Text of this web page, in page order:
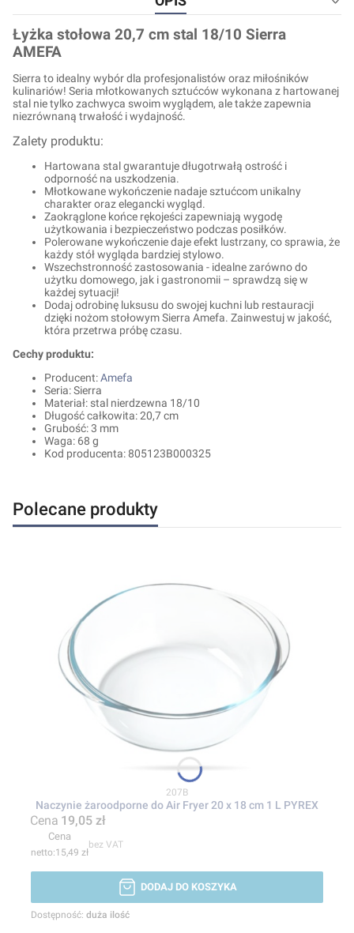
Łyżka stołowa 20,7 cm stal 18/10 Sierra
AMEFA
Sierra to idealny wybór dla profesjonalistów oraz miłośników
kulinariów! Seria młotkowanych sztućców wykonana z hartowanej
stal nie tylko zachwyca swoim wyglądem, ale także zapewnia
niezrównaną trwałość i wydajność.
Zalety produktu:
Hartowana stal gwarantuje długotrwałą ostrość i
odporność na uszkodzenia.
Młotkowane wykończenie nadaje sztućcom unikalny
charakter oraz elegancki wygląd.
Zaokrąglone końce rękojeści zapewniają wygodę
użytkowania i bezpieczeństwo podczas posiłków.
Polerowane wykończenie daje efekt lustrzany, co sprawia, że
każdy stół wygląda bardziej stylowo.
Wszechstronność zastosowania - idealne zarówno do
użytku domowego, jak i gastronomii – sprawdzą się w
każdej sytuacji!
Dodaj odrobinę luksusu do swojej kuchni lub restauracji
dzięki nożom stołowym Sierra Amefa. Zainwestuj w jakość,
która przetrwa próbę czasu.
Cechy produktu:
Producent:Amefa
Seria: Sierra
Materiał: stal nierdzewna 18/10
Długość całkowita: 20,7 cm
Grubość: 3 mm
Waga: 68 g
Kod producenta:805123B000325
Polecane produkty
Kod produktu
207B
Naczynie żaroodporne do Air Fryer 20 x 18 cm 1 L PYREX
Cena 19,05 zł
Cena
15,49 zł
bez VAT
DODAJ DO KOSZYKA
Dostępność: duża ilość